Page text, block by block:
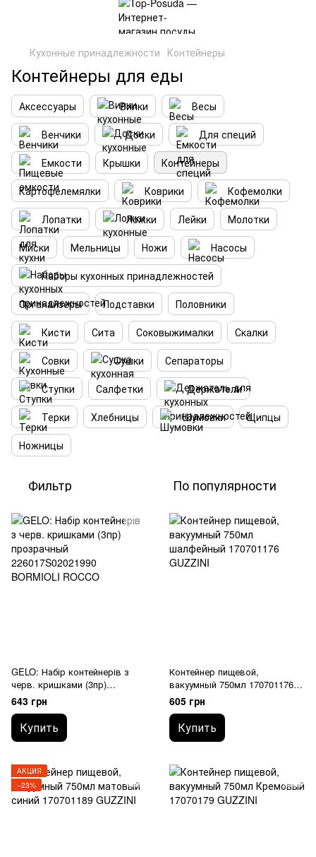
Кухонные принадлежности Контейнеры
Контейнеры для еды
Аксессуары Вилки
Весы
Венчики
Доски
Для специй
Емкости
Крышки
Контейнеры
Картофелемялки
Коврики
Кофемолки
Лопатки
Ложки Лейки
Молотки
Миски
Мельницы Ножи
Насосы
Наборы кухонных принадлежностей
Органайзеры
Подставки
Половники
Кисти
Сита Соковыжималки
Скалки
Совки
Cушки
Сепараторы
Ступки
Салфетки
Держатели
Терки
Хлебницы Шумовки
Щипцы
Ножницы
Фильтр По популярности
GELO: Набір контейнерів з
черв. кришками (3пр)
226017S02021990 BORMIOLI
ROCCO
643 грн
Купить
Контейнер пищевой,
вакуумный 750мл 170701176
GUZZINI
605 грн
Купить
АКЦИЯ
−23%